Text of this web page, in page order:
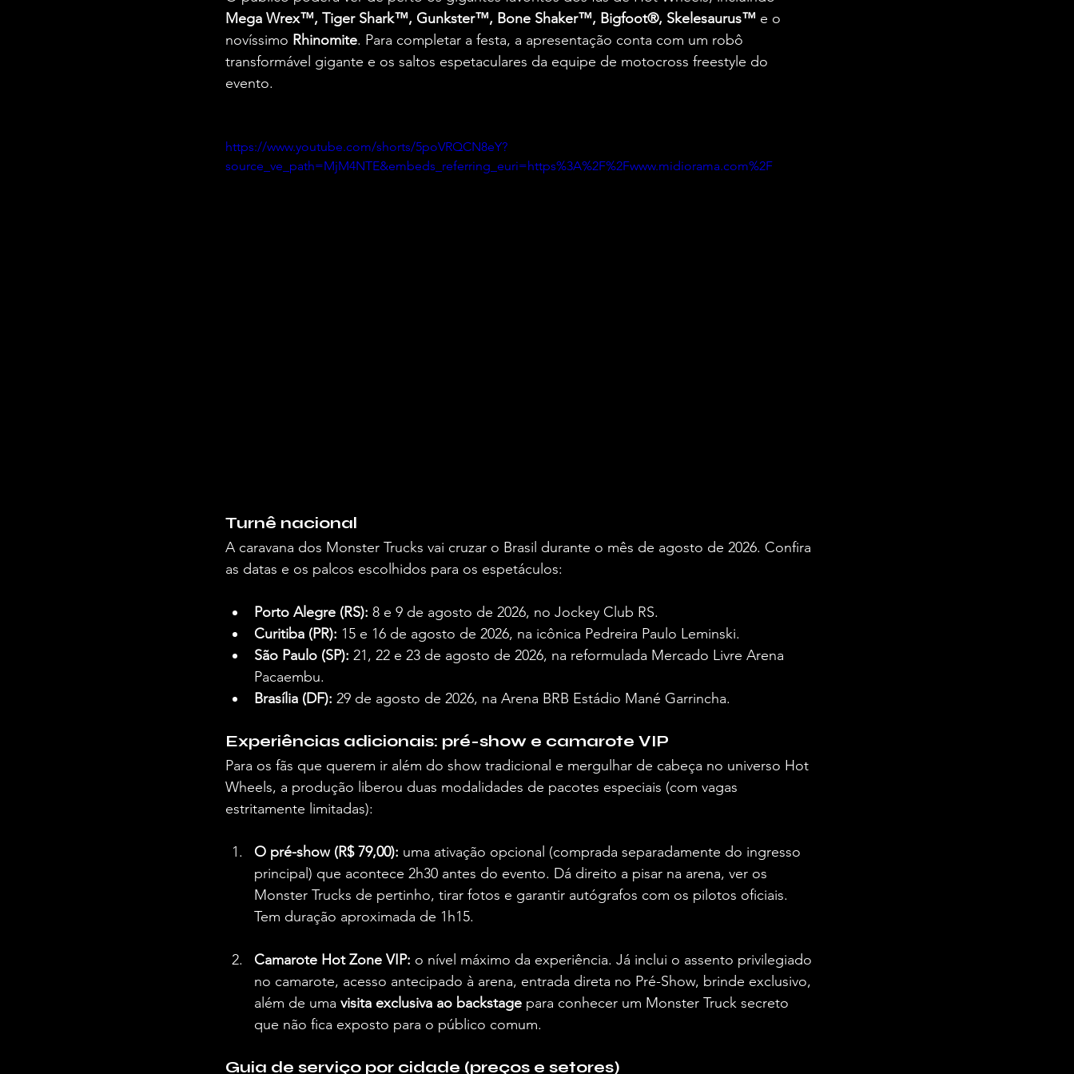
Mega Wrex™, Tiger Shark™, Gunkster™, Bone Shaker™, Bigfoot®, Skelesaurus™ e o
novíssimo Rhinomite. Para completar a festa, a apresentação conta com um robô
transformável gigante e os saltos espetaculares da equipe de motocross freestyle do
evento.
https://www.youtube.com/shorts/5poVRQCN8eY?
source_ve_path=MjM4NTE&embeds_referring_euri=https%3A%2F%2Fwww.midiorama.com%2F
Turnê nacional
A caravana dos Monster Trucks vai cruzar o Brasil durante o mês de agosto de 2026. Confira
as datas e os palcos escolhidos para os espetáculos:
Porto Alegre (RS): 8 e 9 de agosto de 2026, no Jockey Club RS.
Curitiba (PR): 15 e 16 de agosto de 2026, na icônica Pedreira Paulo Leminski.
São Paulo (SP): 21, 22 e 23 de agosto de 2026, na reformulada Mercado Livre Arena
Pacaembu.
Brasília (DF): 29 de agosto de 2026, na Arena BRB Estádio Mané Garrincha.
Experiências adicionais: pré-show e camarote VIP
Para os fãs que querem ir além do show tradicional e mergulhar de cabeça no universo Hot
Wheels, a produção liberou duas modalidades de pacotes especiais (com vagas
estritamente limitadas):
O pré-show (R$ 79,00): uma ativação opcional (comprada separadamente do ingresso
principal) que acontece 2h30 antes do evento. Dá direito a pisar na arena, ver os
Monster Trucks de pertinho, tirar fotos e garantir autógrafos com os pilotos oficiais.
Tem duração aproximada de 1h15.
Camarote Hot Zone VIP: o nível máximo da experiência. Já inclui o assento privilegiado
no camarote, acesso antecipado à arena, entrada direta no Pré-Show, brinde exclusivo,
além de uma visita exclusiva ao backstage para conhecer um Monster Truck secreto
que não fica exposto para o público comum.
Guia de serviço por cidade (preços e setores)